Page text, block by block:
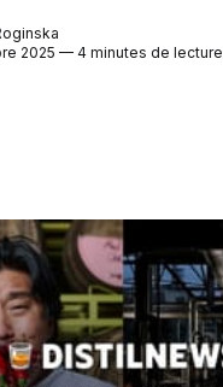
2025 — 4 minutes de lecture